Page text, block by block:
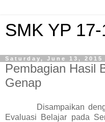
SMK YP
Saturday, June 13, 2015
Pembagian Hasil
Genap
Disampaikan dengan
Evaluasi Belajar pada